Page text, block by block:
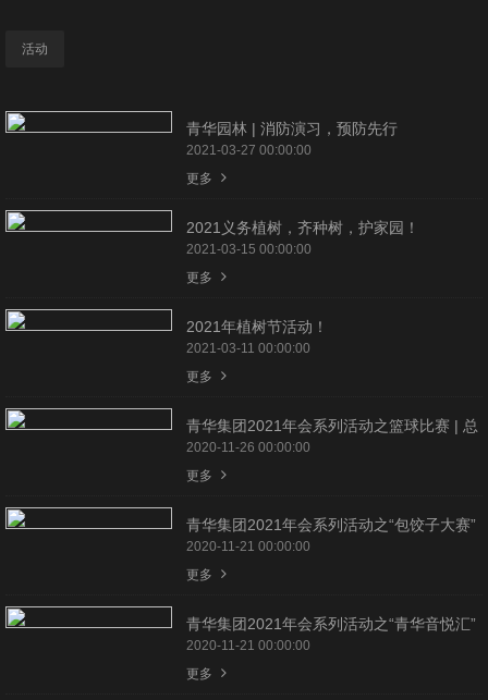
活动
青华园林 | 消防演习，预防先行
2021-03-27 00:00:00
更多
2021义务植树，齐种树，护家园！
2021-03-15 00:00:00
更多
2021年植树节活动！
2021-03-11 00:00:00
更多
青华集团2021年会系列活动之篮球比赛 | 总
决赛
2020-11-26 00:00:00
更多
青华集团2021年会系列活动之“包饺子大赛”
2020-11-21 00:00:00
更多
青华集团2021年会系列活动之“青华音悦汇”
2020-11-21 00:00:00
更多